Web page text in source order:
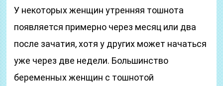
У некоторых женщин утренняя тошнота
появляется примерно через месяц или два
после зачатия, хотя у других может начаться
уже через две недели. Большинство
беременных женщин с тошнотой